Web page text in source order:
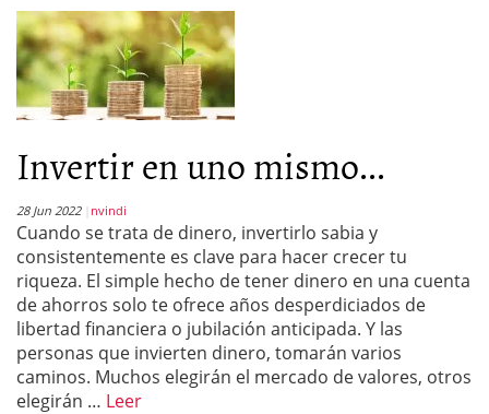
Invertir en uno mismo...
28 Jun 2022 nvindi
Cuando se trata de dinero, invertirlo sabia y
consistentemente es clave para hacer crecer tu
riqueza. El simple hecho de tener dinero en una cuenta
de ahorros solo te ofrece años desperdiciados de
libertad financiera o jubilación anticipada. Y las
personas que invierten dinero, tomarán varios
caminos. Muchos elegirán el mercado de valores, otros
elegirán … Leer